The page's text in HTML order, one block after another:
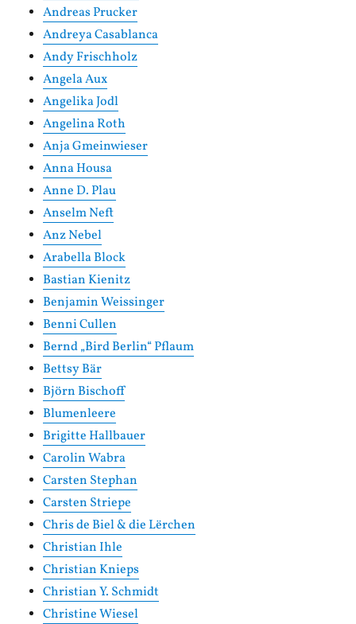
Andreas Prucker
Andreya Casablanca
Andy Frischholz
Angela Aux
Angelika Jodl
Angelina Roth
Anja Gmeinwieser
Anna Housa
Anne D. Plau
Anselm Neft
Anz Nebel
Arabella Block
Bastian Kienitz
Benjamin Weissinger
Benni Cullen
Bernd „Bird Berlin“ Pflaum
Bettsy Bär
Björn Bischoff
Blumenleere
Brigitte Hallbauer
Carolin Wabra
Carsten Stephan
Carsten Striepe
Chris de Biel & die Lërchen
Christian Ihle
Christian Knieps
Christian Y. Schmidt
Christine Wiesel